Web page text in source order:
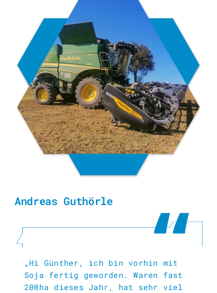
Andreas Guthörle
„Hi Günther, ich bin vorhin mit
Soja fertig geworden. Waren fast
200ha dieses Jahr, hat sehr viel